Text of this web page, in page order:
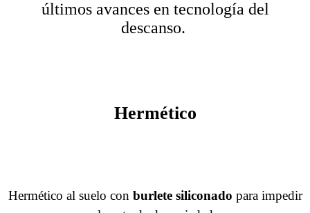
últimos avances en tecnología del
descanso.
Hermético
Hermético al suelo con burlete siliconado para impedir